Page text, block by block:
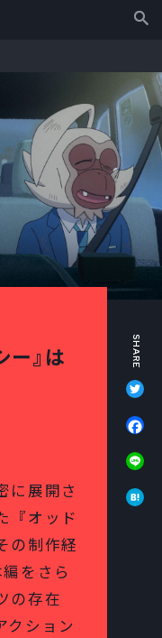
ー』は
に展開さ
『オッド
の制作経
をさら
の存在
クション